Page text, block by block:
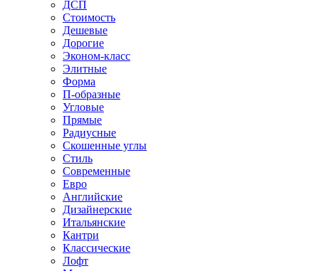
ДСП
Стоимость
Дешевые
Дорогие
Эконом-класс
Элитные
Форма
П-образные
Угловые
Прямые
Радиусные
Скошенные углы
Стиль
Современные
Евро
Английские
Дизайнерские
Итальянские
Кантри
Классические
Лофт